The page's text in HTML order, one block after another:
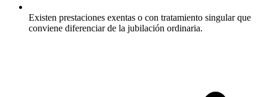
Existen prestaciones exentas o con tratamiento singular que
conviene diferenciar de la jubilación ordinaria.